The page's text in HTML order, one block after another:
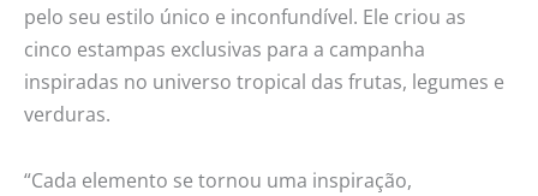
pelo seu estilo único e inconfundível. Ele criou as
cinco estampas exclusivas para a campanha
inspiradas no universo tropical das frutas, legumes e
verduras.
“Cada elemento se tornou uma inspiração,